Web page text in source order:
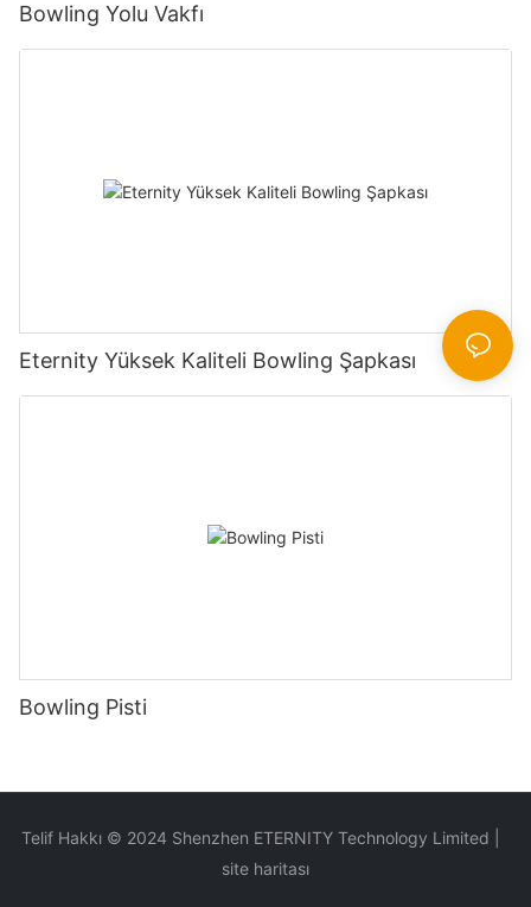
Bowling Yolu Vakfı
Eternity Yüksek Kaliteli Bowling Şapkası
Bowling Pisti
Telif Hakkı © 2024 Shenzhen ETERNITY Technology Limited |
site haritası